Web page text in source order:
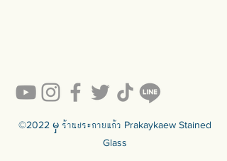
©2022 မှ ร้านประกายแก้ว Prakaykaew Stained
Glass